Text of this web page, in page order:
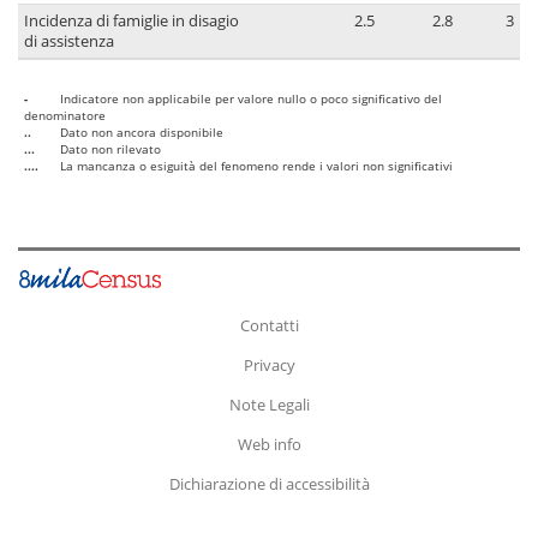
Incidenza di famiglie in disagio
di assistenza
2.5 2.8 3
-
Indicatore non applicabile per valore nullo o poco significativo del
denominatore
..
Dato non ancora disponibile
...
Dato non rilevato
....
La mancanza o esiguità del fenomeno rende i valori non significativi
Contatti
Privacy
Note Legali
Web info
Dichiarazione di accessibilità